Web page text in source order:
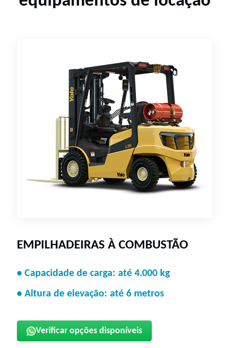
EMPILHADEIRAS À COMBUSTÃO
• Capacidade de carga: até 4.000 kg
• Altura de elevação: até 6 metros
Verificar opções disponíveis